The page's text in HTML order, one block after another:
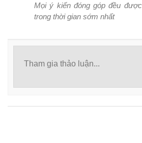
Mọi ý kiến đóng góp đều
trong thời gian sớm nhất